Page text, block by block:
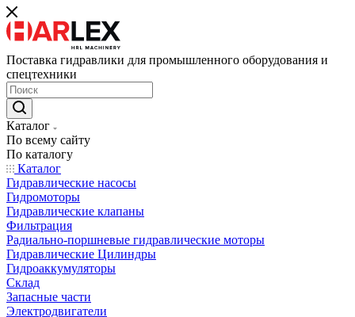
Поставка гидравлики для промышленного оборудования и
спецтехники
Каталог
По всему сайту
По каталогу
Каталог
Гидравлические насосы
Гидромоторы
Гидравлические клапаны
Фильтрация
Радиально-поршневые гидравлические моторы
Гидравлические Цилиндры
Гидроаккумуляторы
Склад
Запасные части
Электродвигатели